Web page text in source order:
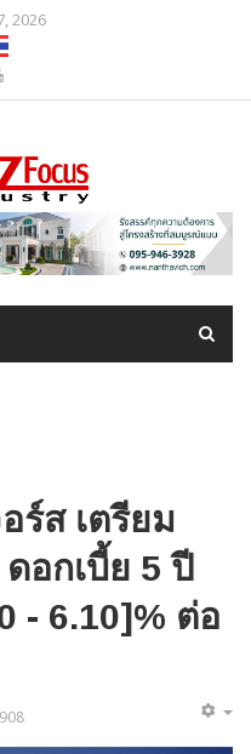
2026
ร์ส เตรียม
อกเบี้ย 5 ปี
- 6.10]% ต่อ